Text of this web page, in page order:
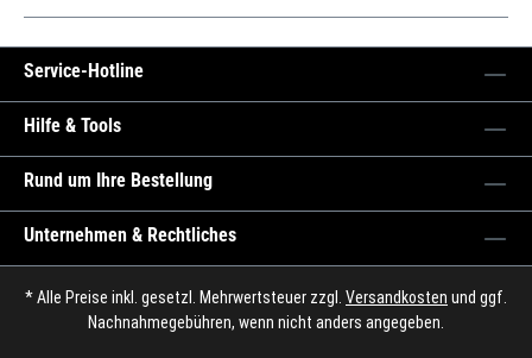
Service-Hotline
Hilfe & Tools
Rund um Ihre Bestellung
Unternehmen & Rechtliches
* Alle Preise inkl. gesetzl. Mehrwertsteuer zzgl. Versandkosten und ggf.
Nachnahmegebühren, wenn nicht anders angegeben.